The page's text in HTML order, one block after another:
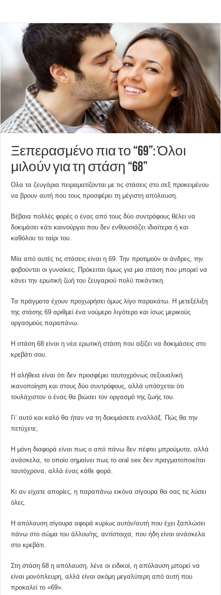
Ξεπερασμένο πια το “69”: Όλοι
μιλούν για τη στάση “68”
Ολα τα ζευγάρια πειραματίζονται με τις στάσεις στο σεξ προκειμένου
να βρουν αυτή που τους προσφέρει τη μέγιστη απόλαυση.
Βέβαια πολλές φορές ο ένας από τους δύο συντρόφους θέλει να
δοκιμάσει κάτι καινούργιο που δεν ενθουσιάζει ιδιαίτερα ή και
καθόλου το ταίρι του.
Μία από αυτές τις στάσεις είναι η 69. Την προτιμούν οι άνδρες, την
φοβούνται οι γυναίκες. Πρόκειται όμως για μια στάση που μπορεί να
κάνει την ερωτική ζωή του ζευγαριού πολύ πικάντικη.
Τα πράγματα έχουν προχωρήσει όμως λίγο παρακάτω. Η μετεξέλιξη
της στάσης 69 αριθμεί ένα νούμερο λιγότερο και ίσως μερικούς
οργασμούς παραπάνω.
Η στάση 68 είναι η νέα ερωτική στάση που αξίζει να δοκιμάσεις στο
κρεβάτι σου.
Η αλήθεια είναι ότι δεν προσφέρει ταυτοχρόνως σεξουαλική
ικανοποίηση και στους δύο συντρόφους, αλλά υπόσχεται ότι
τουλάχιστον ο ένας θα βιώσει τον οργασμό της ζωής του.
Γι’ αυτό και καλό θα ήταν να τη δοκιμάσετε εναλλάξ. Πώς θα την
πετύχετε;
Η μόνη διαφορά είναι πως ο από πάνω δεν πέφτει μπρούμυτα, αλλά
ανάσκελα, το οποίο σημαίνει πως το oral sex δεν πραγματοποιείται
ταυτόχρονα, αλλά ένας κάθε φορά.
Κι αν είχατε απορίες, η παραπάνω εικόνα σίγουρα θα σας τις λύσει
όλες.
Η απόλαυση σίγουρα αφορά κυρίως αυτόν/αυτή που έχει ξαπλώσει
πάνω στο σώμα του άλλου/ης, αντίστοιχα, που ήδη είναι ανάσκελα
στο κρεβάτι.
Στη στάση 68 η απόλαυση, λένε οι ειδικοί, η απόλαυση μπορεί να
είναι μονόπλευρη, αλλά είναι ακόμη μεγαλύτερη από αυτή που
προκαλεί το «69».